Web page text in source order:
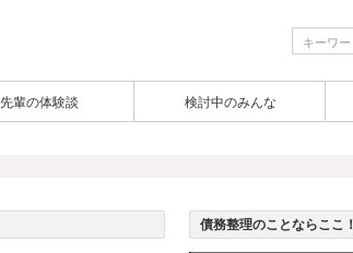
先輩の体験談 検討中のみんな
債務整理のことならここ！